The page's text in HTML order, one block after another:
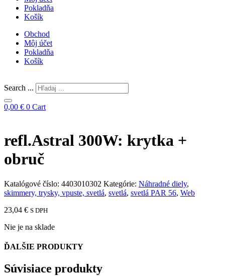
Pokladňa
Košík
Obchod
Môj účet
Pokladňa
Košík
Search ...
0,00 € 0 Cart
refl.Astral 300W: krytka +
obruč
Katalógové číslo: 4403010302 Kategórie: Náhradné diely,
skimmery, trysky, vpuste, svetlá, svetlá, svetlá PAR 56, Web
23,04 € S DPH
Nie je na sklade
ĎALŠIE PRODUKTY
Súvisiace produkty